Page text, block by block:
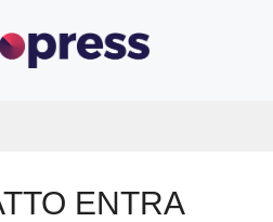
ENTRA